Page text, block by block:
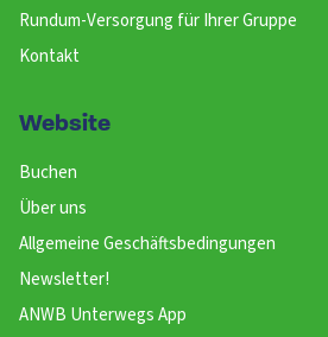
Rundum-Versorgung für Ihrer Gruppe
Kontakt
Website
Buchen
Über uns
Allgemeine Geschäftsbedingungen
Newsletter!
ANWB Unterwegs App